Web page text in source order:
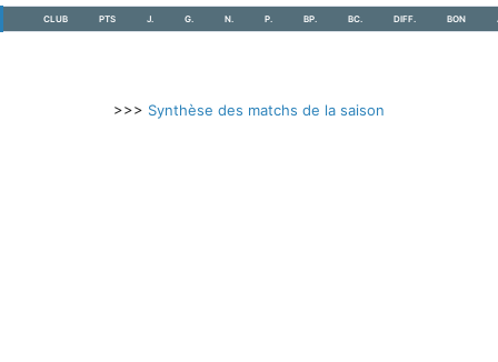
CLUB PTS J. G. N. P. BP. BC. DIFF. BON
>>> Synthèse des matchs de la saison